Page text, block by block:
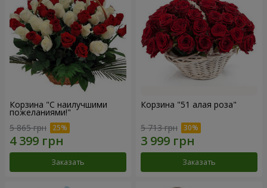
Корзина "С наилучшими
пожеланиями!"
5 865 грн
Заказать
Корзина "51 алая роза"
5 713 грн
Заказать